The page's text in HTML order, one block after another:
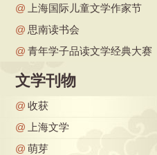
@
上海国际儿童文学作家节
@ 思南读书会
@ 青年学子品读文学经典大赛
文学刊物
@ 收获
@
上海文学
@ 萌芽